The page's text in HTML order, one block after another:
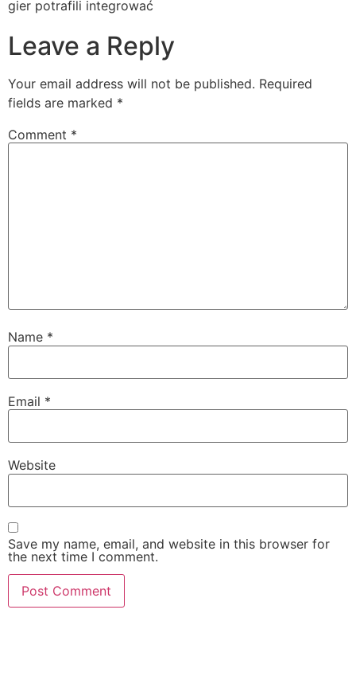
gier potrafili integrować
Leave a Reply
Your email address will not be published. Required
fields are marked *
Comment *
Name *
Email *
Website
Save my name, email, and website in this browser for
the next time I comment.